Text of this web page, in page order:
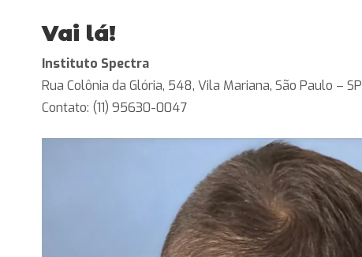
Vai lá!
Instituto Spectra
Rua Colônia da Glória, 548, Vila Mariana, São Paulo – SP
Contato: (11) 95630-0047